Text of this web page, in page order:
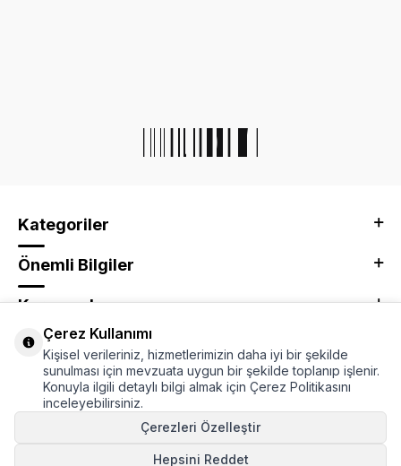
Kategoriler
Önemli Bilgiler
Kurumsal
Adres & İletişim
Çerez Kullanımı
Kişisel verileriniz, hizmetlerimizin daha iyi bir şekilde
sunulması için mevzuata uygun bir şekilde toplanıp işlenir.
Konuyla ilgili detaylı bilgi almak için Çerez Politikasını
inceleyebilirsiniz.
Çerezleri Özelleştir
Hepsini Reddet